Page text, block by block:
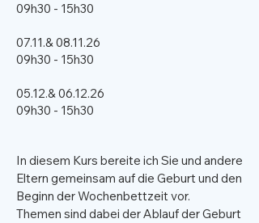
09h30 - 15h30
07.11.& 08.11.26
09h30 - 15h30
05.12.& 06.12.26
09h30 - 15h30
In diesem Kurs bereite ich Sie und andere
Eltern gemeinsam auf die Geburt und den
Beginn der Wochenbettzeit vor.
Themen sind dabei der Ablauf der Geburt